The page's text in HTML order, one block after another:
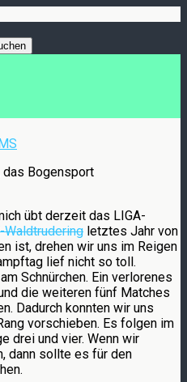
das Bogensport
übt derzeit das LIGA-
Waldtrudering letztes Jahr von
ist, drehen wir uns im Reigen
lief nicht so toll.
Schnürchen. Ein verlorenes
die weiteren fünf Matches
Dadurch konnten wir uns
vorschieben. Es folgen im
drei und vier. Wenn wir
dann sollte es für den